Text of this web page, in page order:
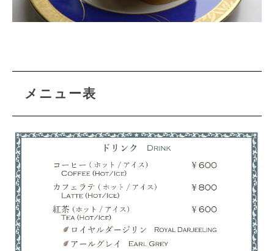
メニュー表